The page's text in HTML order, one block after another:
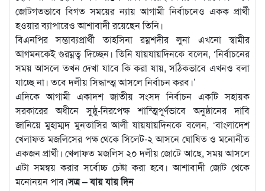
জোটগতভাবে বিগত সময়ের ন্যায় আগামী নির্বাচনেও একক প্রার্থী
হওয়ার ব্যাপারেও আশাবাদী রয়েছেন তিনি।
বিএনপির সম্ভাব্যপ্রার্থী তাহসিনা রম্নশদীর লুনা এখনো স্বামীর
আগমনকেই গুরম্নত্ব দিচ্ছেন। তিনি যায়যায়দিনকে বলেন, ‘নির্বাচনের
সময় আসলে তখন দেখা যাবে কি করা যায়, সঠিকভাবে এখনও বলা
যাচ্ছে না। তবে দলীয় সিদ্ধান্ত্ম আসলে নির্বাচন করব।’
এদিকে আগামী একাদশ জাতীয় সংসদ নির্বাচন একটি সহায়ক
সরকারের অধীনে সুষ্ঠু-নিরপেক্ষ শান্ত্মিপূর্ণভাবে অনুষ্ঠানের দাবি
জানিয়ে মুহাম্মদ মুনতাসির আলী যায়যায়দিনকে বলেন, ‘বাংলাদেশ
খেলাফত মজলিসের পক্ষ থেকে সিলেট-২ আসনে ঘোষিত ও মনোনীত
একজন প্রার্থী। খেলাফত মজলিস ২০ দলীয় জোটে আছে, সময় আসলে
এটা সমন্বয় করার সর্বোচ্চ চেষ্টা করা হবে। আশাবাদী জোট থেকে
মনোনয়ন পাব।সত্র – যায় যায় দিন